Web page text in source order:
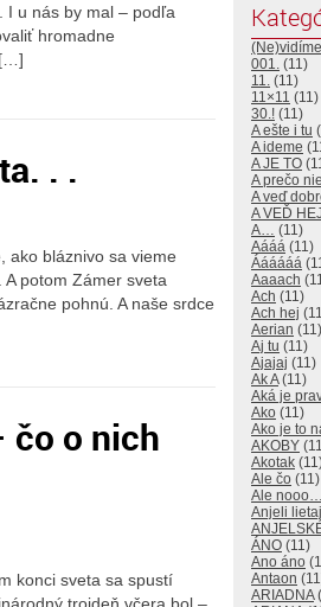
I u nás by mal – podľa
hromadne
[…]
. .
ako bláznivo sa vieme
potom Zámer sveta
pohnú. A naše srdce
čo o nich
konci sveta sa spustí
(Ne)vidíme
001. (11)
11. (11)
11×11 (11)
30.! (11)
A ešte i tu
A ideme
A JE TO
A prečo
A veď
A VEĎ
A… (11)
Aááá (11)
Áááááá
Aaaach
Ach (11)
Ach hej
Aerian (11)
Aj tu (11)
Ajajaj (11)
Ak A(11)
Aká je
Ako (11)
Ako je to
AKOBY
Akotak
Ale čo (11)
Ale nooo…
Anjeli
ÁNO (11)
Ano áno
Antaon
ARIADNA